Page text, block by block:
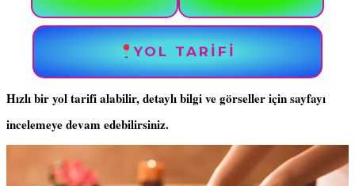
YOL TARIFİ
Hızlı bir yol tarifi alabilir, detaylı bilgi ve görseller için sayfayı
incelemeye devam edebilirsiniz.